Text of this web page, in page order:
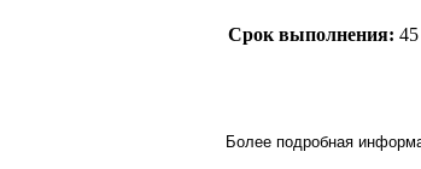
Срок выполнения:
Более подробная